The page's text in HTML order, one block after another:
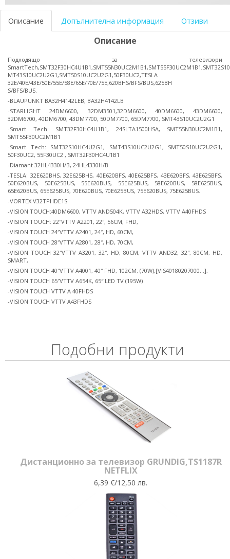
Описание Допълнителна информация Отзиви
Описание
Подходящо за телевизори
MT43S10UC2U2G1,SMT50S10UC2U2G1,50F30UC2,TESLA
32E/40E/43E/50E/55E/58E/65E/70E/75E,620BHS/BFS/BUS,625BH
S/BFS/BUS.
-BLAUPUNKT BA32H4142LEB, BA32H4142LB
-STARLIGHT 24DM6600, 32DM3501,32DM6600, 40DM6600, 43DM6600,
32DM6700, 40DM6700, 43DM7700, 50DM7700, 65DM7700, SMT43S10UC2U2G1
-Smart Tech: SMT32F30HC4U1B1, 24SLTA1500HSA, SMT55N30UC2M1B1,
SMT55F30UC2M1B1
-Smart Tech: SMT32S10HC4U2G1, SMT43S10UC2U2G1, SMT50S10UC2U2G1,
50F30UC2, 55F30UC2 , SMT32F30HC4U1B1
-Diamant 32HL4330H/B, 24HL4330H/B
-TESLA: 32E620BHS, 32E625BHS, 40E620BFS, 40E625BFS, 43E620BFS, 43E625BFS,
50E620BUS, 50E625BUS, 55E620BUS, 55E625BUS, 58E620BUS, 58E625BUS,
65E620BUS, 65E625BUS, 70E620BUS, 70E625BUS, 75E620BUS, 75E625BUS.
-VORTEX V32TPHDE1S
-VISION TOUCH:40DM6600, VTTV AND504K, VTTV A32HDS, VTTV A40FHDS
-VISION TOUCH: 22″VTTV A2201, 22″, 56CM, FHD,
-VISION TOUCH 24″VTTV A2401, 24″, HD, 60CM,
-VISION TOUCH 28″VTTV A2801, 28″, HD, 70CM,
-VISION TOUCH 32″VTTV A3201, 32″, HD, 80CM, VTTV AND32, 32″, 80CM, HD,
SMART,
-VISION TOUCH 40″VTTV A4001, 40″ FHD, 102CM, (70W),[VIS40180207000…],
-VISION TOUCH 65″VTTV A654K, 65″ LED TV (195W)
-VISION TOUCH VTTV A 40FHDS
-VISION TOUCH VTTV A43FHDS
Подобни продукти
Дистанционно за телевизор GRUNDIG,TS1187R
NETFLIX
6,39 €/12,50 лв.